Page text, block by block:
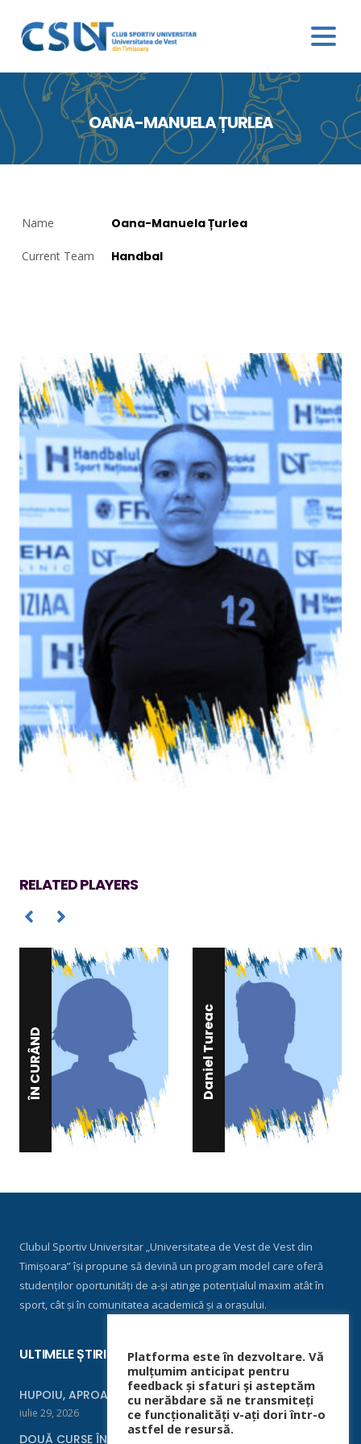
OANA-MANUELA ȚURLEA
Name Oana-Manuela Țurlea
Current Team Handbal
RELATED PLAYERS
ÎN CURÂND Daniel Tureac
Clubul Sportiv Universitar „Universitatea de Vest de Vest din
Timișoara” își propune să devină un program model care oferă
studenților oportunități de a-și atinge potențialul maxim atât în
sport, cât și în comunitatea academică și a orașului.
ULTIMELE ȘTIRI
HUPOIU, APROAPE DE FINALĂ LA ORADEA
iulie 29, 2026
DOUĂ CURSE ÎNTR-UN WEEKEND
Platforma este în dezvoltare. Vă
mulțumim anticipat pentru
feedback și sfaturi și asteptăm
cu nerăbdare să ne transmiteți
ce funcționalități v-ați dori într-o
astfel de resursă.